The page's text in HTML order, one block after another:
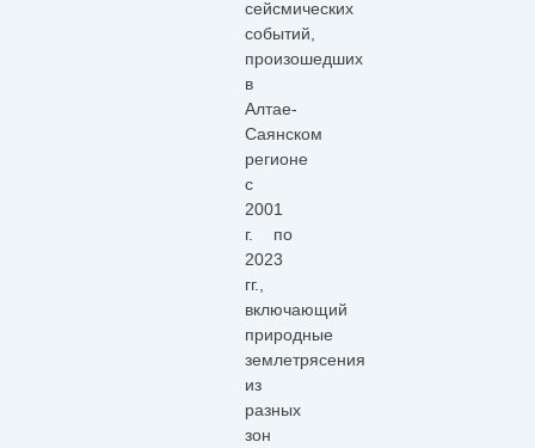
сейсмических
событий,
произошедших
в
Алтае-
Саянском
регионе
с
2001
г. по
2023
гг.,
включающий
природные
землетрясения
из
разных
зон